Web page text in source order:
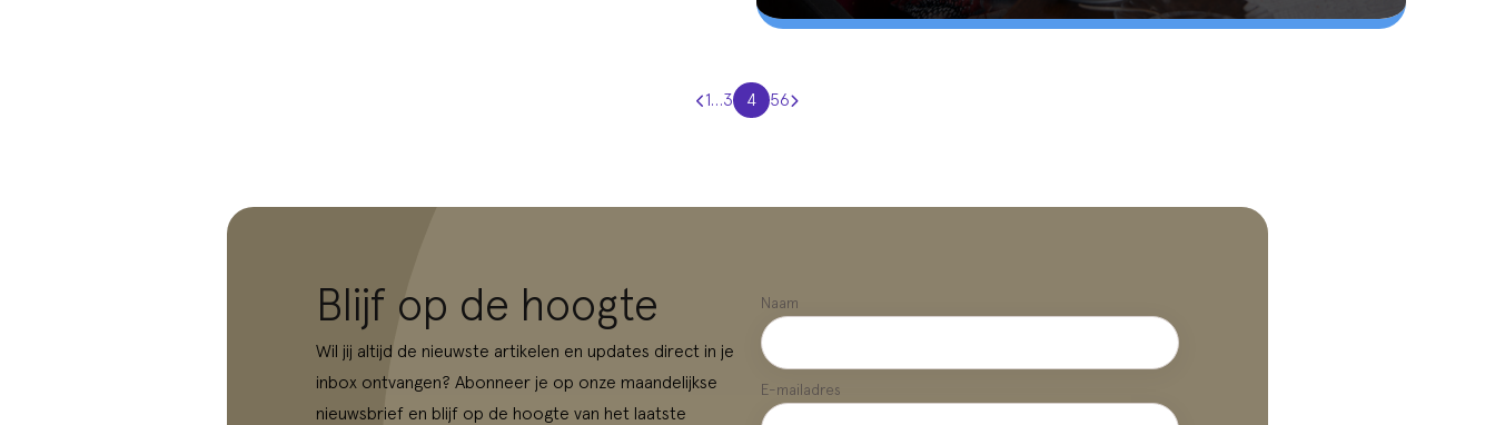
1…3 4 56
Blijf op de hoogte
Wil jij altijd de nieuwste artikelen en updates direct in je
inbox ontvangen? Abonneer je op onze maandelijkse
nieuwsbrief en blijf op de hoogte van het laatste
Naam
E-mailadres